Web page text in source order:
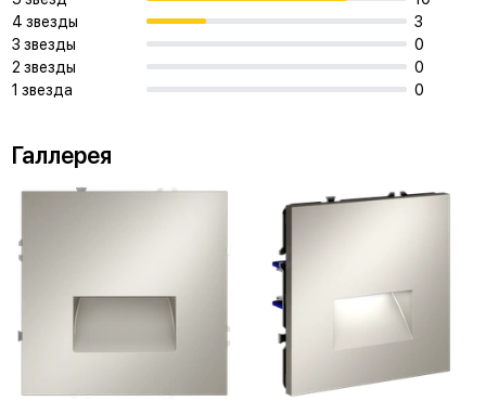
4 звезды
3
3 звезды
0
2 звезды
0
1 звезда
0
Галлерея